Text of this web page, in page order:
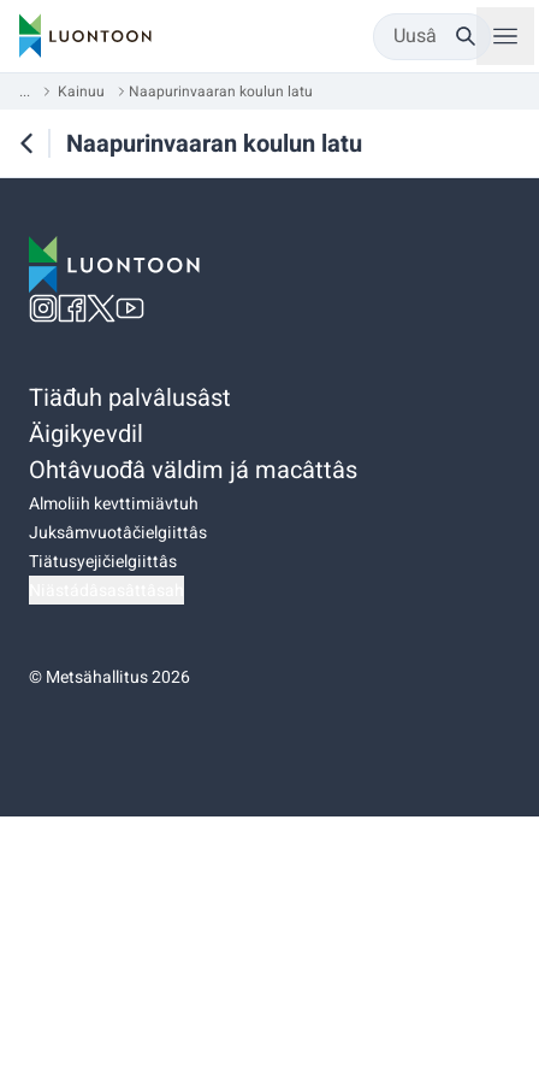
Uusâ
... Kainuu Naapurinvaaran koulun latu
Naapurinvaaran koulun latu
Tiäđuh palvâlusâst
Äigikyevdil
Ohtâvuođâ väldim já macâttâs
Almoliih kevttimiävtuh
Juksâmvuotâčielgiittâs
Tiätusyejičielgiittâs
©Metsähallitus 2026